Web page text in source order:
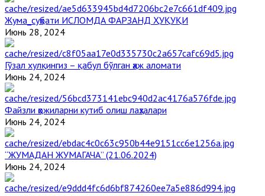
Жума_суҳбати ИСЛОМДА ФАРЗАНД ҲУҚУҚИ
Июнь 28, 2024
Гўзал хулқингиз – қабул бўлган ҳаж аломати
Июнь 24, 2024
Файзли ҳожиларни кутиб олиш лаҳзалари
Июнь 24, 2024
“ЖУМАДАН ЖУМАГАЧА” (21.06.2024)
Июнь 24, 2024